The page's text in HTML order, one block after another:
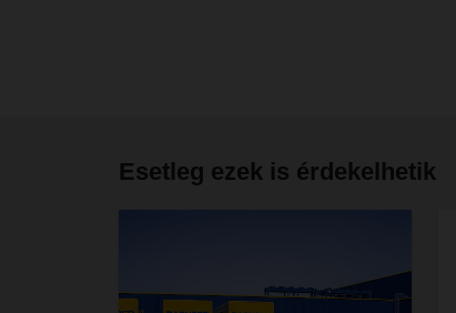
Esetleg ezek is érdekelhetik